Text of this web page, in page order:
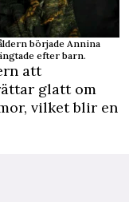
började Annina
efter barn.
att
glatt om
vilket blir en